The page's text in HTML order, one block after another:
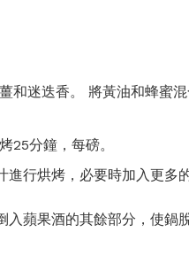
和迷迭香。 將黃油和蜂蜜
25分鐘，每磅。
行烘烤，必要時加入更多的
蘋果酒的其餘部分，使鍋